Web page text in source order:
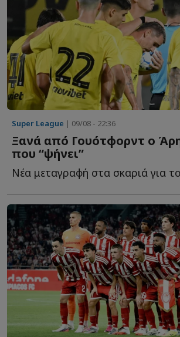
Super League | 09/08 - 22:36
Ξανά από Γουότφορντ ο
που “ψήνει”
Νέα μεταγραφή στα σκαριά για